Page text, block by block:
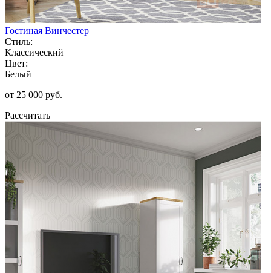
Гостиная Винчестер
Стиль:
Классический
Цвет:
Белый
от 25 000 руб.
Рассчитать